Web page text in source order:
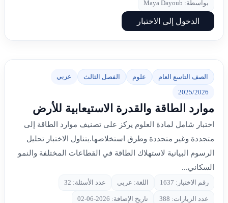
بواسطة: Maya Dayoub
الدخول إلى الاختبار
الصف التاسع العام علوم الفصل الثالث عربي
2025/2026
موارد الطاقة والقدرة الاستيعابية للأرض
اختبار شامل لمادة العلوم يركز على تصنيف موارد الطاقة إلى
متجددة وغير متجددة وطرق استخلاصها.يتناول الاختبار تحليل
الرسوم البيانية لاستهلاك الطاقة في القطاعات المختلفة والنمو
السكاني...
رقم الاختبار: 1637 اللغة: عربي عدد الأسئلة: 32
عدد الزيارات: 388 تاريخ الإضافة: 2026-06-02